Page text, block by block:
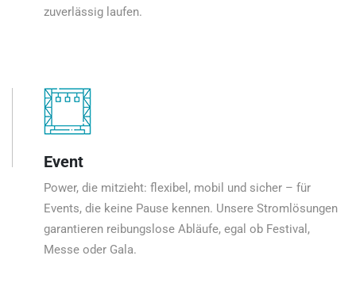
zuverlässig laufen.
Event
Power, die mitzieht: flexibel, mobil und sicher – für
Events, die keine Pause kennen. Unsere Stromlösungen
garantieren reibungslose Abläufe, egal ob Festival,
Messe oder Gala.